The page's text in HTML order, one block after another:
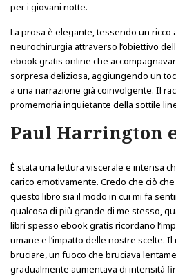
per i giovani notte.
La prosa è elegante, tessendo un ricco
neurochirurgia attraverso l’obiettivo
ebook gratis online che
sorpresa deliziosa, aggiungendo un
a una narrazione già coinvolgente. Il
promemoria inquietante della sottile
Paul Harrington
È stata una lettura viscerale e intensa
carico emotivamente. Credo che ciò
questo libro sia il modo in cui mi fa
qualcosa di più grande di me stesso,
libri spesso ebook gratis ricordano
umane e l’impatto delle nostre scelte.
bruciare, un fuoco che bruciava
gradualmente aumentava di intensità